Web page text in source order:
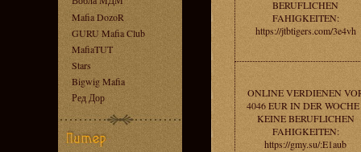
Mafia DozoR
GURU Mafia Club
MafiaTUT
Stars
Bigwig Mafia
Ред Дор
BERUFLICHEN
FAHIGKEITEN:
https://jtbtigers.com/3e4vh
ONLINE VERDIENEN
4046 EUR IN DER WOCHE
KEINE BERUFLICHEN
FAHIGKEITEN:
https://gmy.su/:E1aub